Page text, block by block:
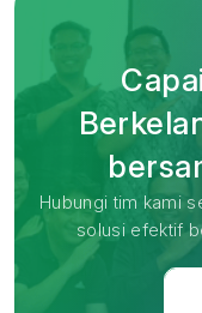
Hubungi tim kami
solusi efektif